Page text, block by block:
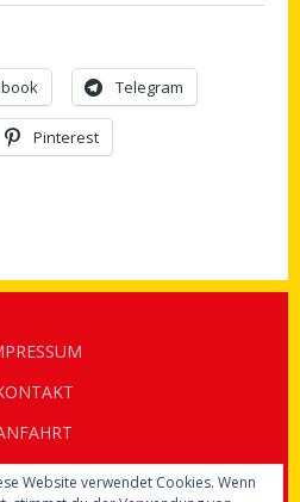
Telegram
Pinterest
Website verwendet Cookies. Wenn